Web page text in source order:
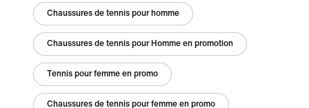
Chaussures de tennis pour homme
Chaussures de tennis pour Homme en promotion
Tennis pour femme en promo
Chaussures de tennis pour femme en promo